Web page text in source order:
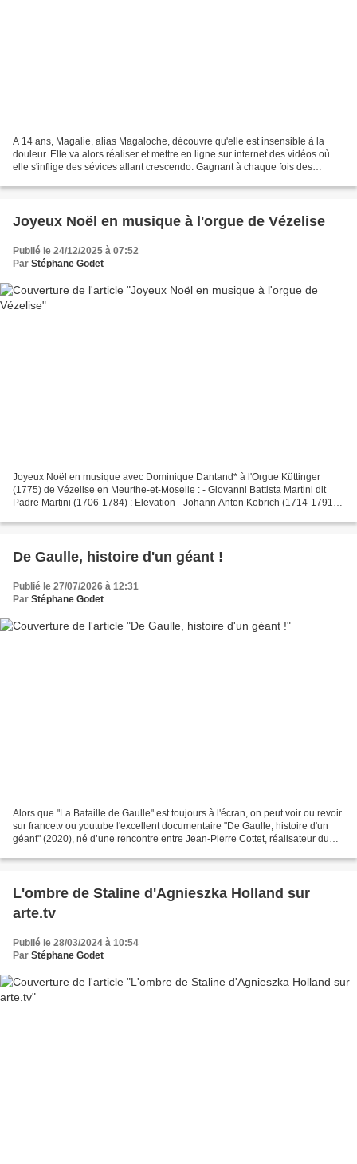
A 14 ans, Magalie, alias Magaloche, découvre qu'elle est insensible à la
douleur. Elle va alors réaliser et mettre en ligne sur internet des vidéos où
elle s'inflige des sévices allant crescendo. Gagnant à chaque fois des
Joyeux Noël en musique à l'orgue de Vézelise
Publié le 24/12/2025 à 07:52
Par Stéphane Godet
Joyeux Noël en musique avec Dominique Dantand* à l'Orgue Küttinger
(1775) de Vézelise en Meurthe-et-Moselle : - Giovanni Battista Martini dit
Padre Martini (1706-1784) : Elevation - Johann Anton Kobrich (1714-1791) :
De Gaulle, histoire d'un géant !
Publié le 27/07/2026 à 12:31
Par Stéphane Godet
Alors que "La Bataille de Gaulle" est toujours à l'écran, on peut voir ou revoir
sur francetv ou youtube l'excellent documentaire "De Gaulle, histoire d'un
géant" (2020), né d’une rencontre entre Jean-Pierre Cottet, réalisateur du
L'ombre de Staline d'Agnieszka Holland sur
arte.tv
Publié le 28/03/2024 à 10:54
Par Stéphane Godet